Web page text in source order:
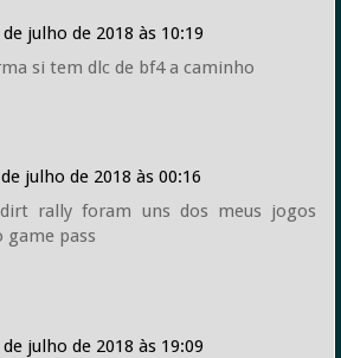
de julho de 2018 às 10:19
si tem dlc de bf4 a caminho
julho de 2018 às 00:16
rally foram uns dos meus jogos
game pass
de julho de 2018 às 19:09